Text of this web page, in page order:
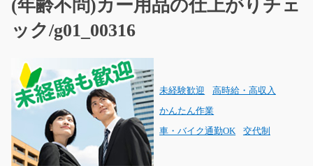
(年齢不問)カー用品の仕上がりチェ
ック/g01_00316
未経験歓迎 高時給・高収入
かんたん作業
車・バイク通勤OK 交代制